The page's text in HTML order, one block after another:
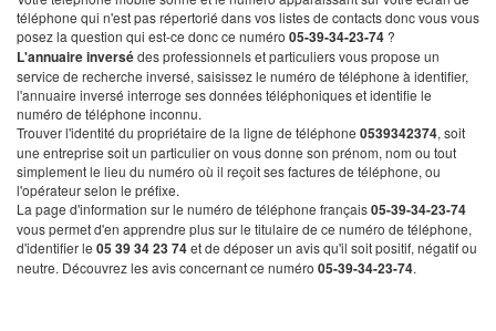
téléphone qui n'est pas répertorié dans vos listes de contacts donc vous vous
posez la question qui est-ce donc ce numéro 05-39-34-23-74 ?
L'annuaire inversédes professionnels et particuliers vous propose un
service de recherche inversé, saisissez le numéro de téléphone à identifier,
l'annuaire inversé interroge ses données téléphoniques et identifie le
numéro de téléphone inconnu.
Trouver l'identité du propriétaire de la ligne de téléphone 0539342374, soit
une entreprise soit un particulier on vous donne son prénom, nom ou tout
simplement le lieu du numéro où il reçoit ses factures de téléphone, ou
l'opérateur selon le préfixe.
La page d'information sur le numéro de téléphone français05-39-34-23-74
vous permet d'en apprendre plus sur le titulaire de ce numéro de téléphone,
d'identifier le 05 39 34 23 74et de déposer un avis qu'il soit positif, négatif ou
neutre. Découvrez les avis concernant ce numéro 05-39-34-23-74.